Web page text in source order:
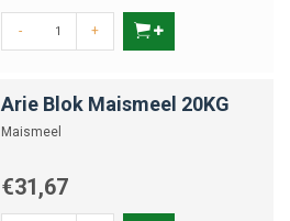
- +
Arie Blok Maismeel 20KG
Maismeel
€31,67